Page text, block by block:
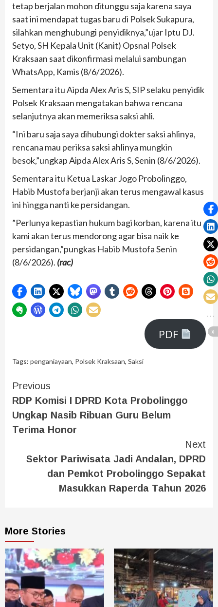
tetap berjalan mohon ditunggu saja karena saya
saat ini mendapat tugas baru di Polsek Sukapura,
silahkan menghubungi penyidiknya,”ujar Iptu DJ.
Setyo, SH Kepala Unit (Kanit) Opsnal Polsek
Kraksaan saat dikonfirmasi melalui sambungan
WhatsApp, Kamis (8/6/2026).
Sementara itu Aipda Alex Aris S, SIP selaku penyidik
Polsek Kraksaan mengatakan bahwa rencana
selanjutnya akan memeriksa saksi ahli.
“Ini baru saja saya dihubungi dokter saksi ahlinya,
rencana mau periksa saksi ahlinya mungkin
besok,”ungkap Aipda Alex Aris S, Senin (8/6/2026).
Sementara itu Ketua Laskar Jogo Probolinggo,
Habib Mustofa berjanji akan terus mengawal kasus
ini hingga nanti ke persidangan.
”Perlunya kepastian hukum bagi korban, karena itu
kami akan terus mendorong agar bisa naik ke
persidangan,”pungkas Habib Mustofa Senin
(8/6/2026). (rac)
PDF
Tags: penganiayaan, Polsek Kraksaan, Saksi
Previous
RDP Komisi I DPRD Kota Probolinggo
Ungkap Nasib Ribuan Guru Belum
Terima Honor
Next
Sektor Pariwisata Jadi Andalan, DPRD
dan Pemkot Probolinggo Sepakat
Masukkan Raperda Tahun 2026
More Stories